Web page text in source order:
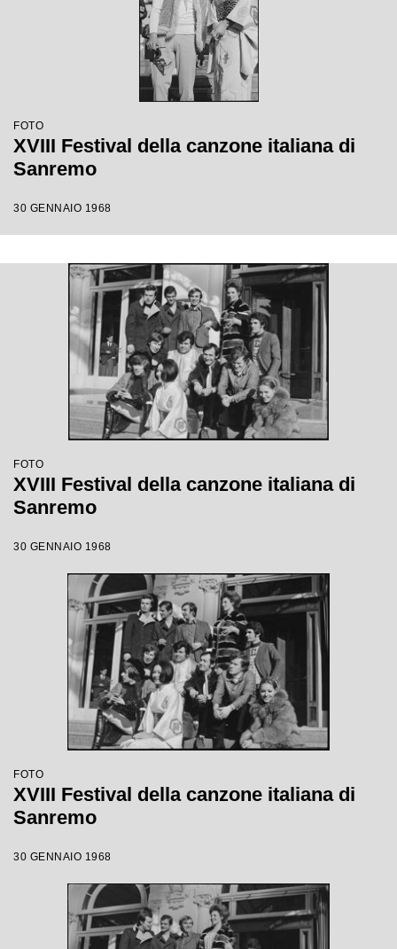
FOTO
XVIII Festival della canzone italiana di
Sanremo
30 GENNAIO 1968
FOTO
XVIII Festival della canzone italiana di
Sanremo
30 GENNAIO 1968
FOTO
XVIII Festival della canzone italiana di
Sanremo
30 GENNAIO 1968